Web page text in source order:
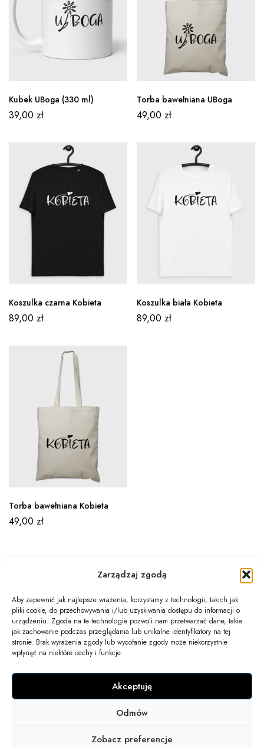
Zarządzaj zgodą
Aby zapewnić jak najlepsze wrażenia, korzystamy z technologii, takich jak
pliki cookie, do przechowywania i/lub uzyskiwania dostępu do informacji o
urządzeniu. Zgoda na te technologie pozwoli nam przetwarzać dane, takie
jak zachowanie podczas przeglądania lub unikalne identyfikatory na tej
stronie. Brak wyrażenia zgody lub wycofanie zgody może niekorzystnie
wpłynąć na niektóre cechy i funkcje.
Akceptuję
Odmów
Zobacz preferencje
Kubek UBoga (330 ml)
39,00 zł
Torba bawełniana UBoga
49,00 zł
Koszulka czarna Kobieta
89,00 zł
Koszulka biała Kobieta
89,00 zł
Torba bawełniana Kobieta
49,00 zł
Newsletter
Informacje
Twoje konto
Kontakt